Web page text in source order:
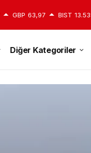
GBP 63,97 BIST
Diğer Kategoriler